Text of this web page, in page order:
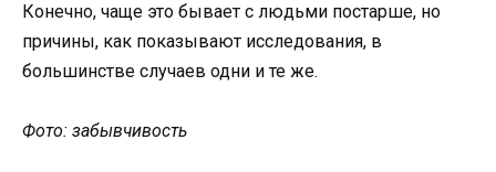
Конечно, чаще это бывает с людьми постарше, но
причины, как показывают исследования, в
большинстве случаев одни и те же.
Фото: забывчивость